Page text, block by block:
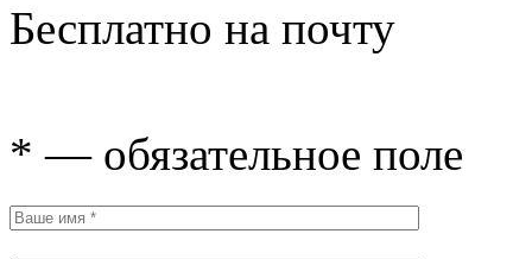
Бесплатно на почту
* — обязательное поле